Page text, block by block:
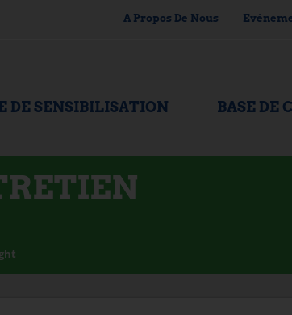
A Propos De Nous
DE SENSIBILISATION BASE DE